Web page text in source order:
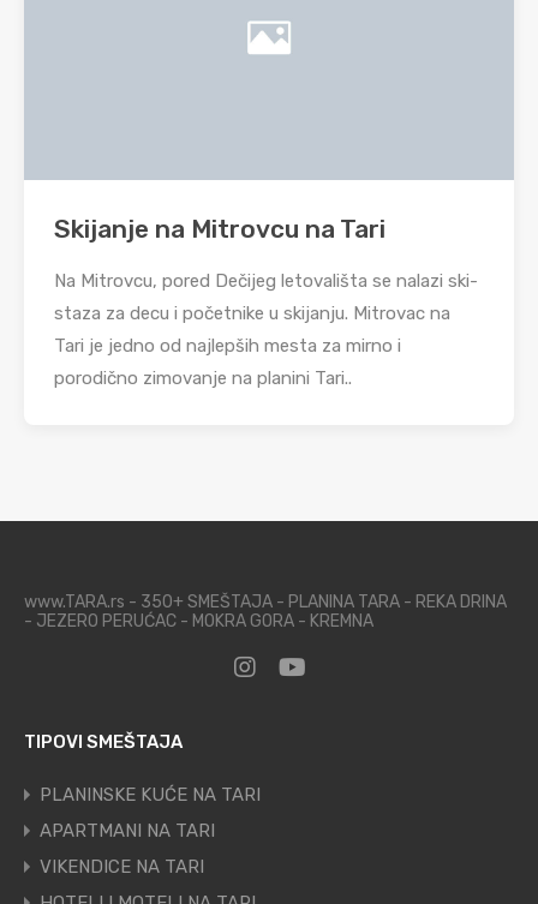
Skijanje na Mitrovcu na Tari
Na Mitrovcu, pored Dečijeg letovališta se nalazi ski-
staza za decu i početnike u skijanju. Mitrovac na
Tari je jedno od najlepših mesta za mirno i
porodično zimovanje na planini Tari..
www.TARA.rs - 350+ SMEŠTAJA - PLANINA TARA - REKA DRINA
- JEZERO PERUĆAC - MOKRA GORA - KREMNA
TIPOVI SMEŠTAJA
PLANINSKE KUĆE NA TARI
APARTMANI NA TARI
VIKENDICE NA TARI